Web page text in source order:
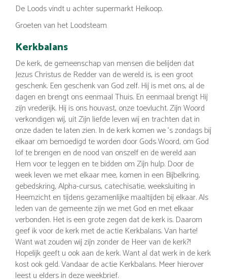
De Loods vindt u achter supermarkt Heikoop.
Groeten van het Loodsteam
Kerkbalans
De kerk, de gemeenschap van mensen die belijden dat
Jezus Christus de Redder van de wereld is, is een groot
geschenk. Een geschenk van God zelf. Hij is met ons, al de
dagen en brengt ons eenmaal Thuis. En eenmaal brengt Hij
zijn vrederijk. Hij is ons houvast, onze toevlucht. Zijn Woord
verkondigen wij, uit Zijn liefde leven wij en trachten dat in
onze daden te laten zien. In de kerk komen we ’s zondags bij
elkaar om bemoedigd te worden door Gods Woord, om God
lof te brengen en de nood van onszelf en de wereld aan
Hem voor te leggen en te bidden om Zijn hulp. Door de
week leven we met elkaar mee, komen in een Bijbelkring,
gebedskring, Alpha-cursus, catechisatie, weeksluiting in
Heemzicht en tijdens gezamenlijke maaltijden bij elkaar. Als
leden van de gemeente zijn we met God en met elkaar
verbonden. Het is een grote zegen dat de kerk is. Daarom
geef ik voor de kerk met de actie Kerkbalans. Van harte!
Want wat zouden wij zijn zonder de Heer van de kerk?!
Hopelijk geeft u ook aan de kerk. Want al dat werk in de kerk
kost ook geld. Vandaar de actie Kerkbalans. Meer hierover
leest u elders in deze weekbrief.